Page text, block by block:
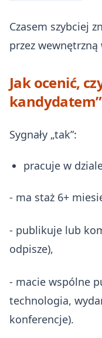
Czasem szybciej
przez
Jak ocenić,
Sygnały „tak”:
pracuje w
- ma staż 6+
- publikuje lub
odpisze),
- macie wspólne
technologia,
konferencje).